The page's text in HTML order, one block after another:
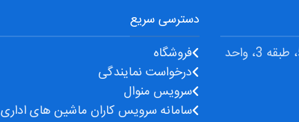
دسترسی سریع
فروشگاه
درخواست نمایندگی
سرویس منوال
سامانه سرویس کاران ماشین های اداری
آدرس: تهران، خیابان ایرانشهر، ساختمان 59، طبقه 3، واحد